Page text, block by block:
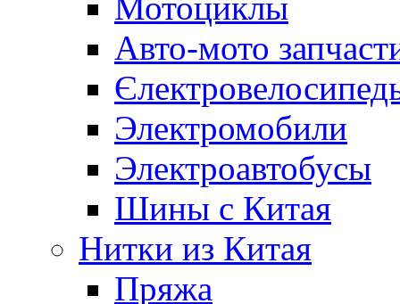
Авто-мото
Электромобили
Электроавтобусы
Шины с Китая
Нитки из Китая
Пряжа